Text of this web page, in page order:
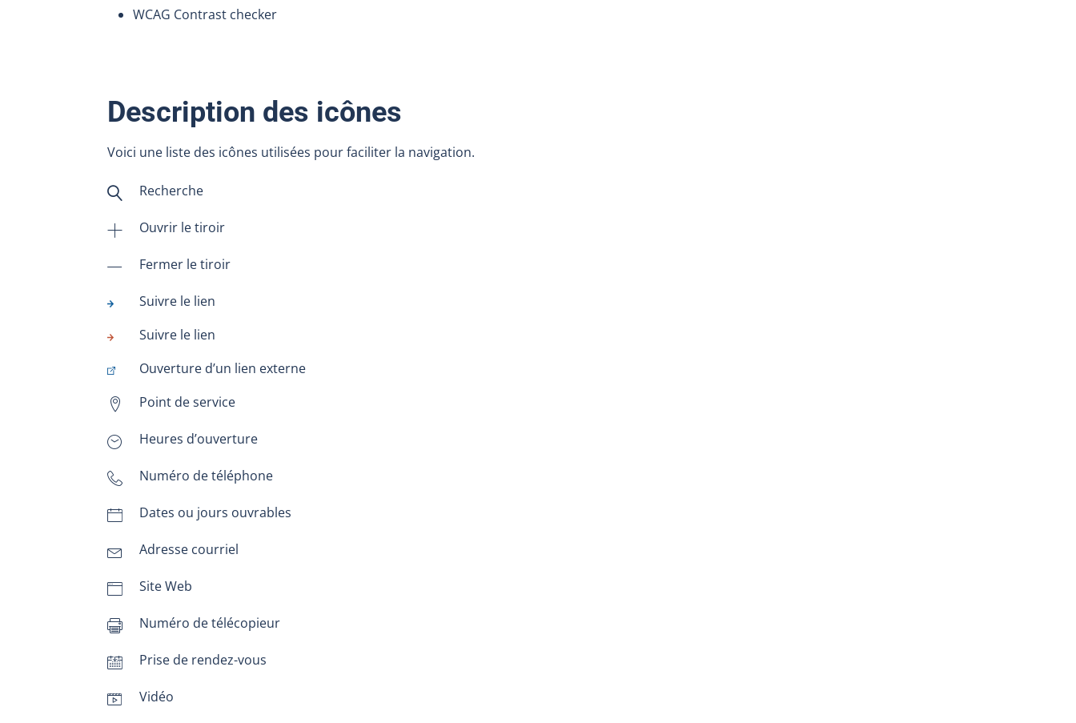
WCAG Contrast checker
Description des icônes
Voici une liste des icônes utilisées pour faciliter la navigation.
magnifier Recherche
plus Ouvrir le tiroir
minus Fermer le tiroir
Suivre le lien
Suivre le lien
Ouverture d’un lien externe
map-marker Point de service
clock3 Heures d’ouverture
telephone Numéro de téléphone
calendar-empty Dates ou jours ouvrables
envelope Adresse courriel
window Site Web
printer Numéro de télécopieur
calendar-insert Prise de rendez-vous
clapboard-play Vidéo